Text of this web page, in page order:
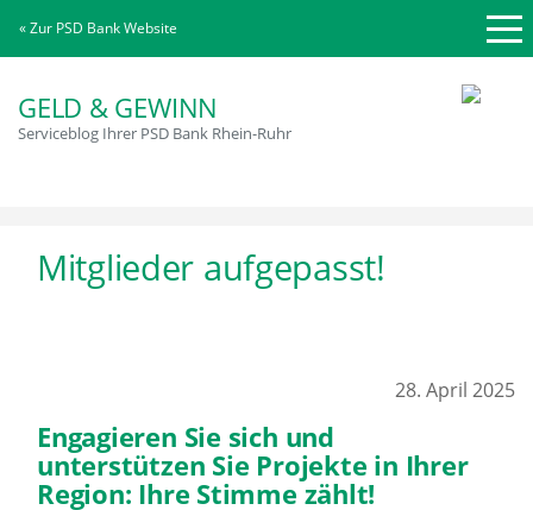
« Zur PSD Bank Website
GELD & GEWINN
Serviceblog Ihrer PSD Bank Rhein-Ruhr
Mitglieder aufgepasst!
28. April 2025
Engagieren Sie sich und
unterstützen Sie Projekte in Ihrer
Region: Ihre Stimme zählt!